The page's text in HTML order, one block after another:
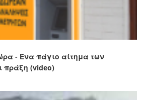
- Ένα πάγιο αίτημα των
πράξη (video)